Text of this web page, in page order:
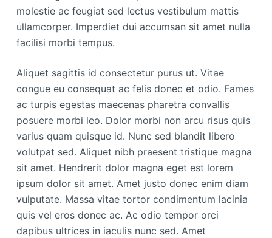
molestie ac feugiat sed lectus vestibulum mattis
ullamcorper. Imperdiet dui accumsan sit amet nulla
facilisi morbi tempus.
Aliquet sagittis id consectetur purus ut. Vitae
congue eu consequat ac felis donec et odio. Fames
ac turpis egestas maecenas pharetra convallis
posuere morbi leo. Dolor morbi non arcu risus quis
varius quam quisque id. Nunc sed blandit libero
volutpat sed. Aliquet nibh praesent tristique magna
sit amet. Hendrerit dolor magna eget est lorem
ipsum dolor sit amet. Amet justo donec enim diam
vulputate. Massa vitae tortor condimentum lacinia
quis vel eros donec ac. Ac odio tempor orci
dapibus ultrices in iaculis nunc sed. Amet